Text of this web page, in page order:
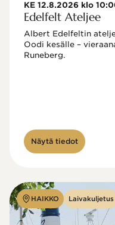
KE 12.8.2026 klo
Edelfelt Ateljee
Albert Edelfeltin
Oodi kesälle –
Näytä tiedot
HAIKKO Laivakuljetus